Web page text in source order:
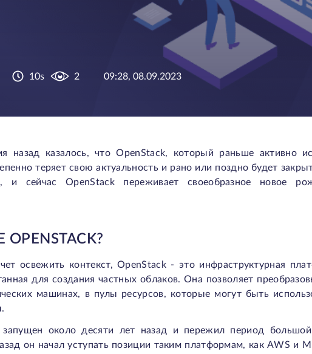
10s 2 09:28, 08.09.2023
назад казалось, что OpenStack, который раньше активно
теряет свою актуальность и рано или поздно будет
и сейчас OpenStack переживает своеобразное новое
освежить контекст, OpenStack - это инфраструктурная
для создания частных облаков. Она позволяет
машинах, в пулы ресурсов, которые могут быть
около десяти лет назад и пережил период
он начал уступать позиции таким платформам, как AWS и